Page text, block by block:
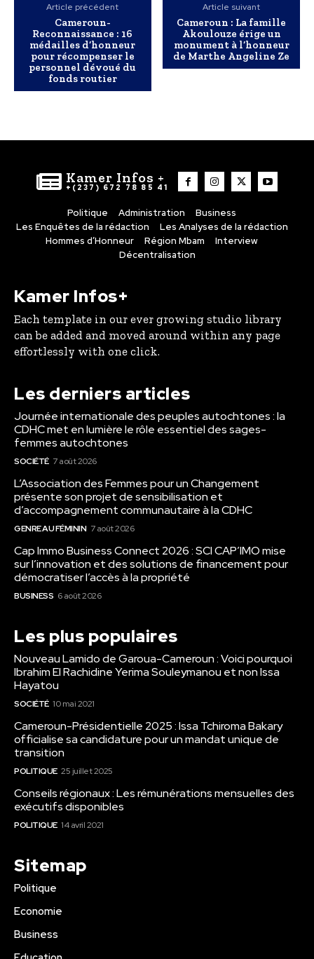
Article précédent
Cameroun-
Reconnaissance : 16
médailles d’honneur
pour récompenser le
personnel dévoué du
fonds routier
Article suivant
Cameroun : La famille
Akoulouze érige un
monument à l’honneur
de Marthe Angeline Ze
Kamer Infos +
+(237) 672 78 85 41
Politique Administration
Business
Les Enquêtes de la rédaction
Les Analyses de la rédaction
Hommes d’Honneur
Région Mbam
Interview
Décentralisation
Kamer Infos+
Each template in our ever growing studio library
can be added and moved around within any page
effortlessly with one click.
Les derniers articles
Journée internationale des peuples autochtones : la
CDHC met en lumière le rôle essentiel des sages-
femmes autochtones
SOCIÉTÉ 7 août 2026
L’Association des Femmes pour un Changement
présente son projet de sensibilisation et
d’accompagnement communautaire à la CDHC
GENRE AU FÉMININ 7 août 2026
Cap Immo Business Connect 2026 : SCI CAP’IMO mise
sur l’innovation et des solutions de financement pour
démocratiser l’accès à la propriété
BUSINESS 6 août 2026
Les plus populaires
Nouveau Lamido de Garoua-Cameroun : Voici pourquoi
Ibrahim El Rachidine Yerima Souleymanou et non Issa
Hayatou
SOCIÉTÉ 10 mai 2021
Cameroun-Présidentielle 2025 : Issa Tchiroma Bakary
officialise sa candidature pour un mandat unique de
transition
POLITIQUE 25 juillet 2025
Conseils régionaux : Les rémunérations mensuelles des
exécutifs disponibles
POLITIQUE 14 avril 2021
Sitemap
Politique
Economie
Business